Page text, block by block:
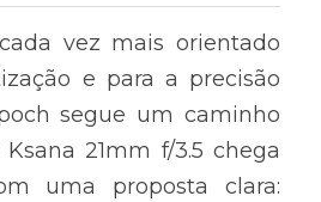
vez mais orientado
e para a precisão
segue um caminho
21mm f/3.5 chega
uma proposta clara: